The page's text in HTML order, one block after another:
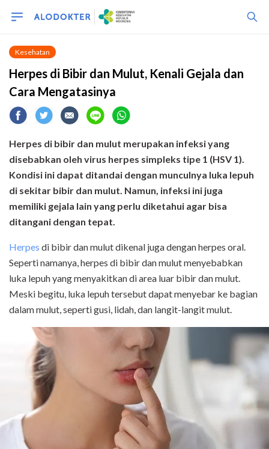
Kesehatan
Herpes di Bibir dan Mulut, Kenali Gejala dan
Cara Mengatasinya
Herpes di bibir dan mulut merupakan infeksi yang
disebabkan oleh virus herpes simpleks tipe 1 (HSV 1).
Kondisi ini dapat ditandai dengan munculnya luka lepuh
di sekitar bibir dan mulut. Namun, infeksi ini juga
memiliki gejala lain yang perlu diketahui agar bisa
ditangani dengan tepat.
Herpes di bibir dan mulut dikenal juga dengan herpes oral.
Seperti namanya, herpes di bibir dan mulut menyebabkan
luka lepuh yang menyakitkan di area luar bibir dan mulut.
Meski begitu, luka lepuh tersebut dapat menyebar ke bagian
dalam mulut, seperti gusi, lidah, dan langit-langit mulut.